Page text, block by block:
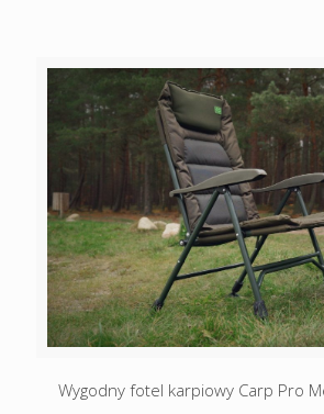
Wygodny fotel karpiowy Carp Pro